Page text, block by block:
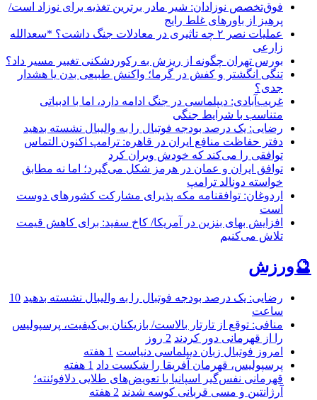
فوق‌تخصص نوزادان: شیر مادر برترین تغذیه برای نوزاد است/
پرهیز از باورهای غلط رایج
عملیات نصر ۲ چه تاثیری در معادلات جنگ داشت؟ *سعدالله
زارعی
بورس تهران چگونه از ریزش به رکوردشکنی تغییر مسیر داد؟
تنگی انگشتر و کفش در گرما؛ واکنش طبیعی بدن یا هشدار
جدی؟
غریب‌آبادی: دیپلماسی در جنگ ادامه دارد، اما با ادبیاتی
متناسب با شرایط جنگی
رضایی: یک درصد بودجه فوتبال را به والیبال نشسته بدهید
دفتر حفاظت منافع ایران در قاهره: ترامپ اکنون التماس
توافقی را می‌کند که خودش ویران کرد
توافق ایران و عمان در هرمز شکل می‌گیرد؛ اما نه مطابق
خواسته دونالد ترامپ
اردوغان: توافقنامه مکه پذیرای مشارکت کشورهای دوست
است
افزایش بهای بنزین در آمریکا/ کاخ سفید: برای کاهش قیمت
تلاش می‌کنیم
🔮ورزش
رضایی: یک درصد بودجه فوتبال را به والیبال نشسته بدهید 10
ساعت
منافی: توقع از تارتار بالاست/ بازیکنان بی‌کیفیت، پرسپولیس
را از قهرمانی دور کردند 2 روز
امروز فوتبال زبان دیپلماسی دنیاست 1 هفته
پرسپولیس، قهرمان آفریقا را شکست داد 1 هفته
قهرمانی نفس‌گیر اسپانیا با تعویض‌های طلایی دلافوئنته؛
آرژانتین و مسی قربانی کوسه شدند 2 هفته